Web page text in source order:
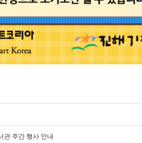
관 주간 행사 안내